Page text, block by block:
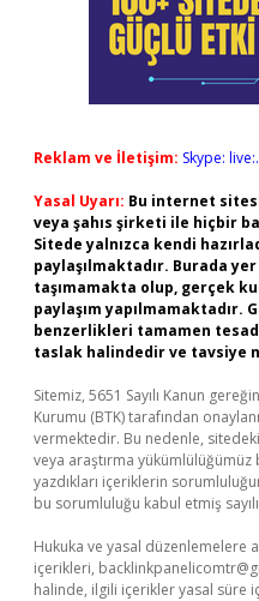
Reklam ve İletişim: Skype:
Yasal Uyarı: Bu internet
veya şahıs şirketi ile hiçbir
Sitede yalnızca kendi
paylaşılmaktadır. Burada
taşımamakta olup, gerçek
paylaşım yapılmamaktadır.
benzerlikleri tamamen
taslak halindedir ve tavsiye
Sitemiz, 5651 Sayılı Kanun
Kurumu (BTK) tarafından
vermektedir. Bu nedenle,
veya araştırma
yazdıkları içeriklerin
bu sorumluluğu kabul etmiş
Hukuka ve yasal düzenlemelere
içerikleri,
halinde, ilgili içerikler yasal süre